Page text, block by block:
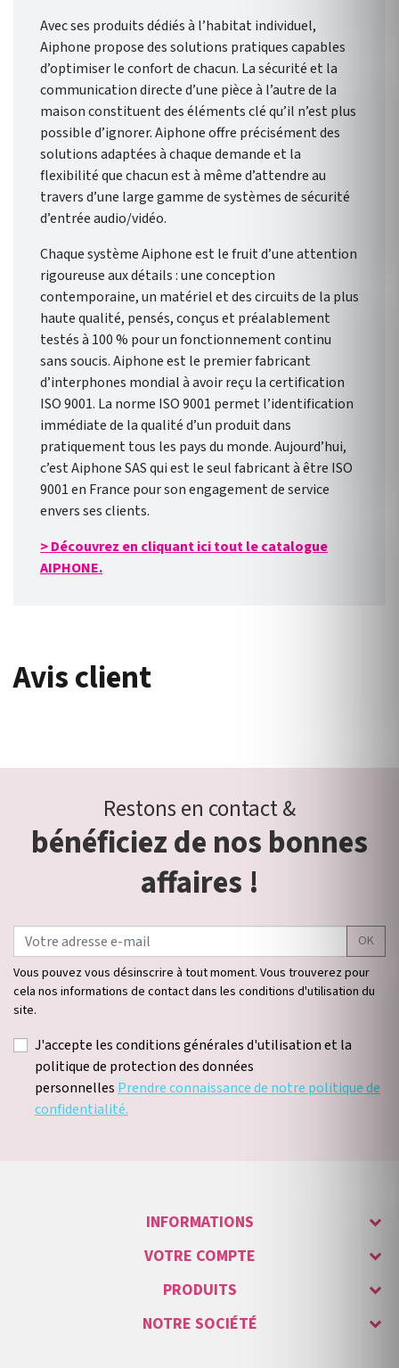
Avec ses produits dédiés à l’habitat individuel,
Aiphone propose des solutions pratiques capables
d’optimiser le confort de chacun. La sécurité et la
communication directe d’une pièce à l’autre de la
maison constituent des éléments clé qu’il n’est plus
possible d’ignorer. Aiphone offre précisément des
solutions adaptées à chaque demande et la
flexibilité que chacun est à même d’attendre au
travers d’une large gamme de systèmes de sécurité
d’entrée audio/vidéo.
Chaque système Aiphone est le fruit d’une attention
rigoureuse aux détails : une conception
contemporaine, un matériel et des circuits de la plus
haute qualité, pensés, conçus et préalablement
testés à 100 % pour un fonctionnement continu
sans soucis. Aiphone est le premier fabricant
d’interphones mondial à avoir reçu la certification
ISO 9001. La norme ISO 9001 permet l’identification
immédiate de la qualité d’un produit dans
pratiquement tous les pays du monde. Aujourd’hui,
c’est Aiphone SAS qui est le seul fabricant à être ISO
9001 en France pour son engagement de service
envers ses clients.
> Découvrez en cliquant ici tout le catalogue
AIPHONE.
Avis client
Restons en contact &
bénéficiez de nos bonnes
affaires !
OK
Vous pouvez vous désinscrire à tout moment. Vous trouverez pour
cela nos informations de contact dans les conditions d'utilisation du
site.
J'accepte les conditions générales d'utilisation et la
politique de protection des données
personnelles Prendre connaissance de notre politique de
confidentialité.
INFORMATIONS
VOTRE COMPTE
PRODUITS
NOTRE SOCIÉTÉ